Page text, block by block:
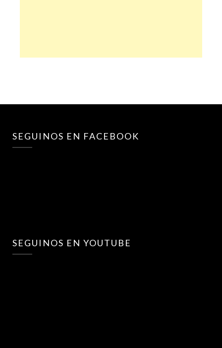
SEGUINOS EN FACEBOOK
SEGUINOS EN YOUTUBE